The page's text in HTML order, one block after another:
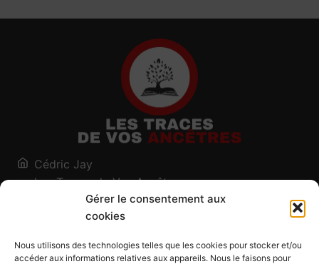
Gérer le consentement aux
cookies
Nous utilisons des technologies telles que les cookies pour stocker et/ou
accéder aux informations relatives aux appareils. Nous le faisons pour
Cédric Jay
Les Traces de Vos Ancêtres
120, chemin des Salines
73200 Albertville - Savoie
Blog